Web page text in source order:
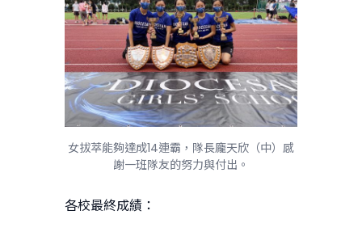
女拔萃能夠達成14連霸，隊長龐天欣（中）感
謝一班隊友的努力與付出。
各校最終成績：